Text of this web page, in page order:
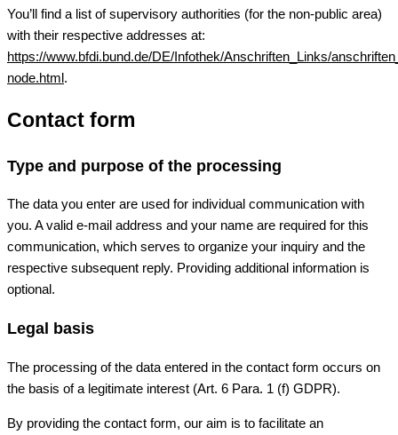
You’ll find a list of supervisory authorities (for the non-public area)
with their respective addresses at:
https://www.bfdi.bund.de/DE/Infothek/Anschriften_Links/
node.html.
Contact form
Type and purpose of the processing
The data you enter are used for individual communication with
you. A valid e-mail address and your name are required for this
communication, which serves to organize your inquiry and the
respective subsequent reply. Providing additional information is
optional.
Legal basis
The processing of the data entered in the contact form occurs on
the basis of a legitimate interest (Art. 6 Para. 1 (f) GDPR).
By providing the contact form, our aim is to facilitate an